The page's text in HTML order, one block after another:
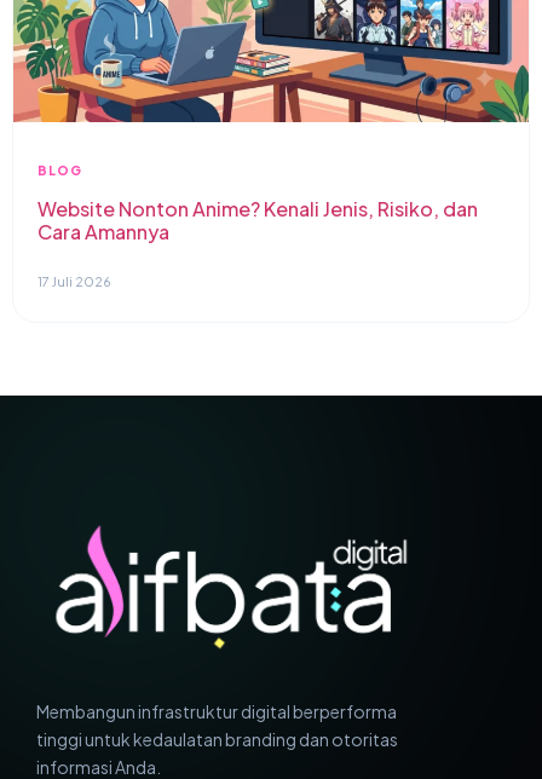
BLOG
Website Nonton Anime? Kenali Jenis, Risiko, dan
Cara Amannya
17 Juli 2026
Membangun infrastruktur digital berperforma
tinggi untuk kedaulatan branding dan otoritas
informasi Anda.